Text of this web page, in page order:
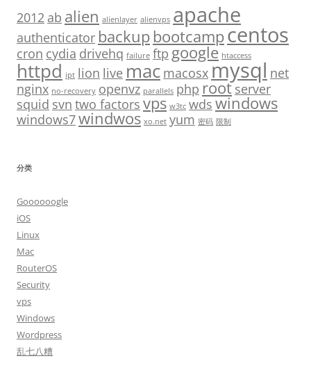
2012 ab alien alienlayer alienvps apache
authenticator backupbootcampcentos
cron cydia drivehq failure ftp google htaccess
httpd ipt lion live mac macosxmysql net
nginx no-recovery openvz parallels php root server
squid svn two factors vps w3tc wds windows
windows7windwos xo.net yum 密码 限制
分类
Goooooogle
iOS
Linux
Mac
RouterOS
Security
vps
Windows
Wordpress
乱七八糟